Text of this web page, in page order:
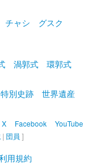
チャシ
グスク
渦郭式
環郭式
特別史跡 世界遺産
X Facebook
YouTube
| 団員 ]
用規約